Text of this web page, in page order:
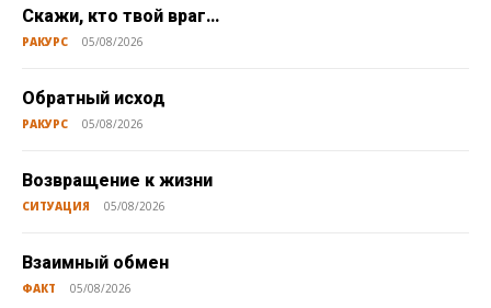
Скажи, кто твой враг…
РАКУРС 05/08/2026
Обратный исход
РАКУРС 05/08/2026
Возвращение к жизни
СИТУАЦИЯ 05/08/2026
Взаимный обмен
ФАКТ 05/08/2026